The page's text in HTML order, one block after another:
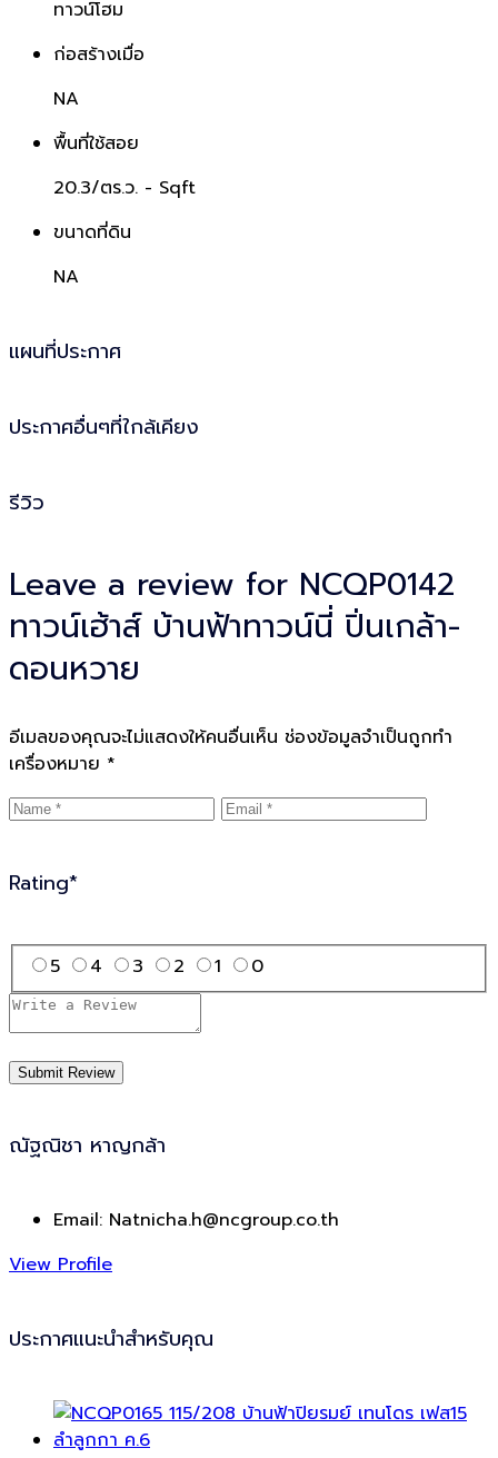
ทาวน์โฮม
ก่อสร้างเมื่อ
NA
พื้นที่ใช้สอย
20.3/ตร.ว. - Sqft
ขนาดที่ดิน
NA
แผนที่ประกาศ
ประกาศอื่นๆที่ใกล้เคียง
รีวิว
Leave a review for NCQP0142
ทาวน์เฮ้าส์ บ้านฟ้าทาวน์นี่ ปิ่นเกล้า-
ดอนหวาย
อีเมลของคุณจะไม่แสดงให้คนอื่นเห็น ช่องข้อมูลจำเป็นถูกทำ
เครื่องหมาย *
Rating*
5 4 3 2 1 0
ณัฐณิชา หาญกล้า
Email: Natnicha.h@ncgroup.co.th
View Profile
ประกาศแนะนำสำหรับคุณ